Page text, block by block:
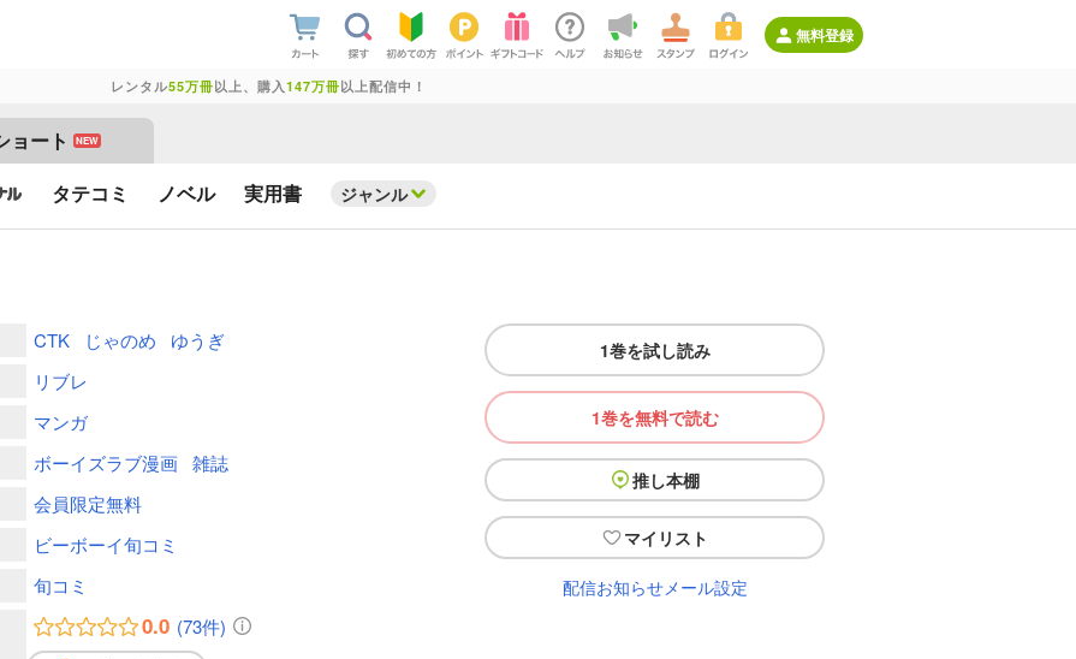
無料登録
レンタル55万冊以上、購入 147万冊以上配信中！
ョート NEW
タテコミ ノベル 実用書 ジャンル
1巻を試し読み
1巻を無料で読む
推し本棚
マイリスト
配信お知らせメール設定
CTK じゃのめ ゆうぎ
リブレ
マンガ
ボーイズラブ漫画 雑誌
会員限定無料
ビーボーイ旬コミ
旬コミ
0.0 (73件)